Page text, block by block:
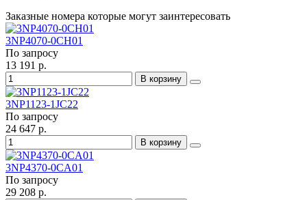
Заказные номера которые могут заинтересовать
3NP4070-0CH01
По запросу
13 191 р.
В корзину
3NP1123-1JC22
По запросу
24 647 р.
В корзину
3NP4370-0CA01
По запросу
29 208 р.